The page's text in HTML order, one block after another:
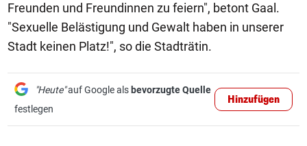
Freunden und Freundinnen zu feiern", betont Gaal.
"Sexuelle Belästigung und Gewalt haben in unserer
Stadt keinen Platz!", so die Stadträtin.
"Heute"auf Google als bevorzugte Quelle
festlegen
Hinzufügen